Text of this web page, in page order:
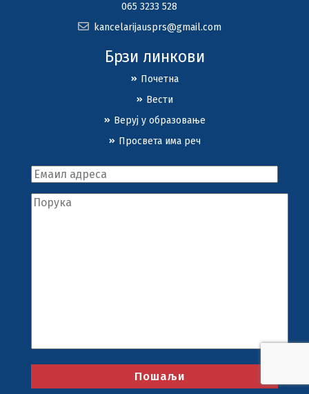
065 3233 528
kancelarijausprs@gmail.com
Брзи линкови
Почетна
Вести
Веруј у образовање
Просвета има реч